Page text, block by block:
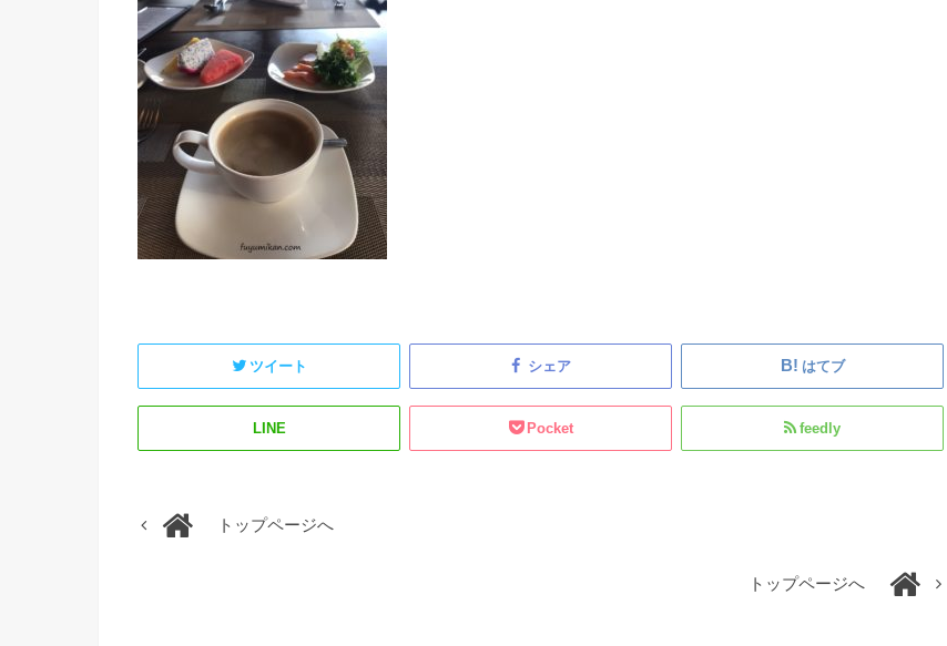
ツイート シェア はてブ
LINE Pocket feedly
トップページへ
トップページへ